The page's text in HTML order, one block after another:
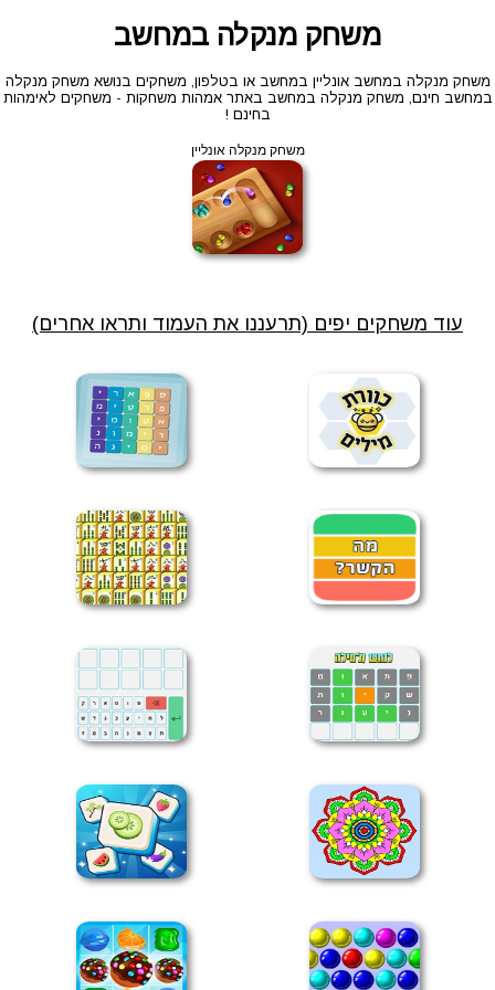
משחק מנקלה במחשב
משחק מנקלה במחשב אונליין במחשב או בטלפון, משחקים בנושא משחק מנקלה
במחשב חינם, משחק מנקלה במחשב באתר אמהות משחקות - משחקים לאימהות
בחינם !
משחק מנקלה אונליין
עוד משחקים יפים (תרעננו את העמוד ותראו אחרים)